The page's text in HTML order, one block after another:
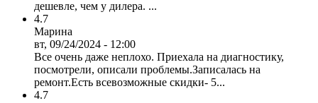
дешевле, чем у дилера. ...
4.7
Марина
вт, 09/24/2024 - 12:00
Все очень даже неплохо. Приехала на диагностику,
посмотрели, описали проблемы.Записалась на
ремонт.Есть всевозможные скидки- 5...
4.7